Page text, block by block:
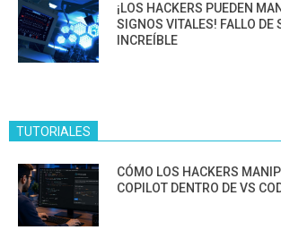
¡LOS HACKERS PUEDEN
SIGNOS VITALES! FALLO DE
INCREÍBLE
TUTORIALES
CÓMO LOS HACKERS
COPILOT DENTRO DE VS